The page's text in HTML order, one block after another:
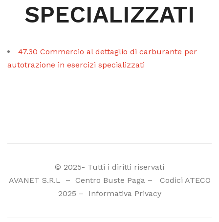
SPECIALIZZATI
47.30 Commercio al dettaglio di carburante per
autotrazione in esercizi specializzati
© 2025- Tutti i diritti riservati
AVANET S.R.L
– Centro Buste Paga– Codici ATECO
2025 – Informativa Privacy